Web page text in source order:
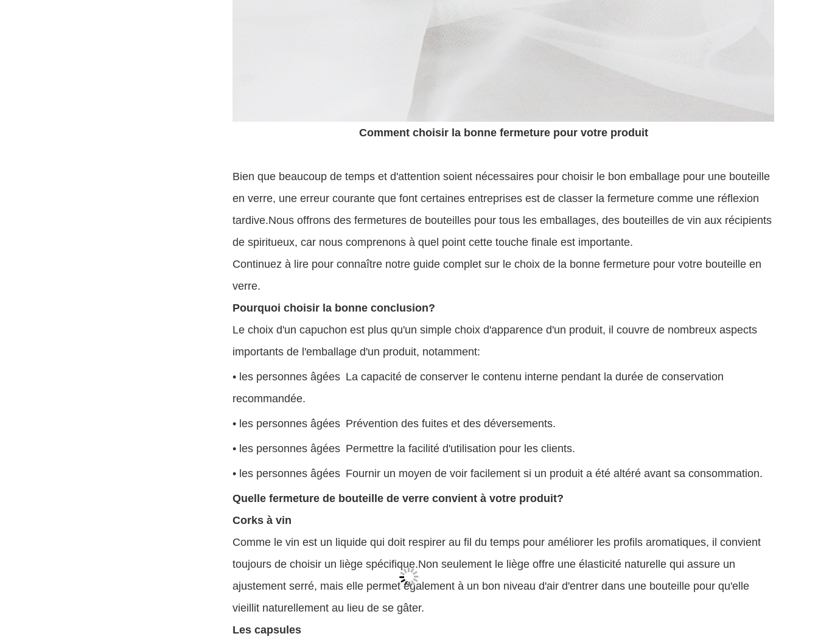
Comment choisir la bonne fermeture pour votre produit
Bien que beaucoup de temps et d'attention soient nécessaires pour choisir le bon emballage pour une bouteille
en verre, une erreur courante que font certaines entreprises est de classer la fermeture comme une réflexion
tardive.Nous offrons des fermetures de bouteilles pour tous les emballages, des bouteilles de vin aux récipients
de spiritueux, car nous comprenons à quel point cette touche finale est importante.
Continuez à lire pour connaître notre guide complet sur le choix de la bonne fermeture pour votre bouteille en
verre.
Pourquoi choisir la bonne conclusion?
Le choix d'un capuchon est plus qu'un simple choix d'apparence d'un produit, il couvre de nombreux aspects
importants de l'emballage d'un produit, notamment:
• les personnes âgées La capacité de conserver le contenu interne pendant la durée de conservation
recommandée.
• les personnes âgées Prévention des fuites et des déversements.
• les personnes âgées Permettre la facilité d'utilisation pour les clients.
• les personnes âgées Fournir un moyen de voir facilement si un produit a été altéré avant sa consommation.
Quelle fermeture de bouteille de verre convient à votre produit?
Corks à vin
Comme le vin est un liquide qui doit respirer au fil du temps pour améliorer les profils aromatiques, il convient
toujours de choisir un liège spécifique.Non seulement le liège offre une élasticité naturelle qui assure un
ajustement serré, mais elle permet également à un bon niveau d'air d'entrer dans une bouteille pour qu'elle
vieillit naturellement au lieu de se gâter.
Les capsules